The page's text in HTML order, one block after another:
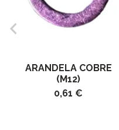
ARANDELA COBRE
(M12)
0,61 €